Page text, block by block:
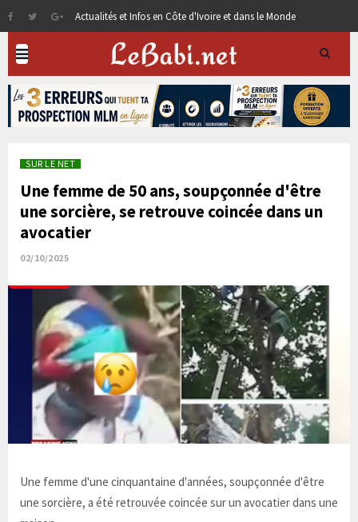
Actualités et Infos en Côte d'Ivoire et dans le Monde
SUR LE NET
Une femme de 50 ans, soupçonnée d'être
une sorcière, se retrouve coincée dans un
avocatier
02/10/2025
Une femme d'une cinquantaine d'années, soupçonnée d'être
une sorcière, a été retrouvée coincée sur un avocatier dans une